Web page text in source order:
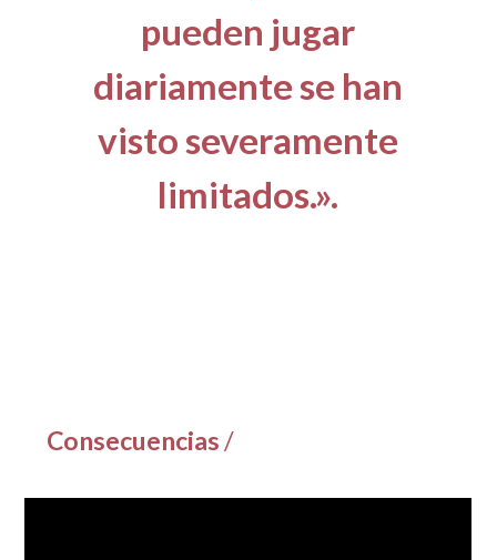
pueden jugar
diariamente se han
visto severamente
limitados.».
Consecuencias/